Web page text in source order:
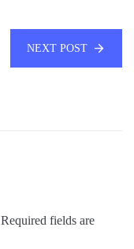
NEXT POST
Required fields are